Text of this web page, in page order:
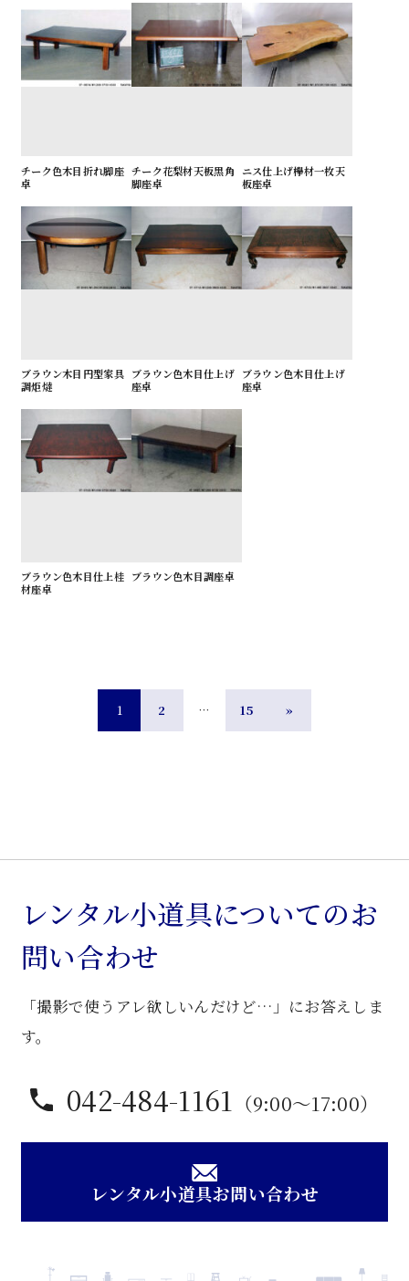
チーク色木目折れ脚座
卓
チーク花梨材天板黒角
脚座卓
ニス仕上げ欅材一枚天
板座卓
ブラウン木目円型家具
調炬燵
ブラウン色木目仕上げ
座卓
ブラウン色木目仕上げ
座卓
ブラウン色木目仕上桂
材座卓
ブラウン色木目調座卓
1 2 … 15 »
レンタル小道具についてのお
問い合わせ
「撮影で使うアレ欲しいんだけど…」にお答えしま
す。
042-484-1161 （9:00〜17:00）
レンタル小道具お問い合わせ